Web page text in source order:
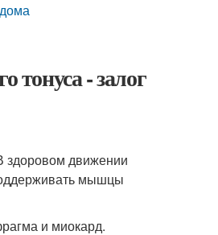
- залог
здоровом движении
мышцы
и миокард.